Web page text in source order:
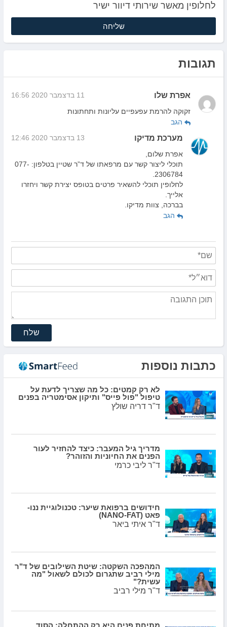
לחלופין מאשר שירותי דיוור ישיר
תגובות
אפרת שלו
11 בדצמבר 2020 16:56
זקוקה להרמת עפעפיים עליונות ותחתונות
הגב
מערכת מדיקו
13 בדצמבר 2020 12:46
אפרת שלום,
תוכלי ליצור קשר עם מרפאתו של ד”ר שטיין בטלפון: 077-
2306784.
לחלופין תוכלי להשאיר פרטים בטופס יצירת קשר ויחזרו
אלייך.
בברכה, צוות מדיקו.
הגב
שלח
כתבות נוספות
לא רק קמטים: כל מה שצריך לדעת על
טיפול "פול פייס" ותיקון אסימטריה בפנים
ד"ר דריה שולץ
מדריך גיל המעבר: כיצד להחזיר לעור
הפנים את החיוניות והזוהר?
ד"ר ליבי כרמי
חידושים ברפואת שיער: טכנולוגיית ננו-
פאט (NANO-FAT)
ד"ר איתי ביאר
המהפכה השקטה: שיטת השילובים של ד"ר
מילי רביב שתגרום לכולם לשאול "מה
עשית?"
ד"ר מילי רביב